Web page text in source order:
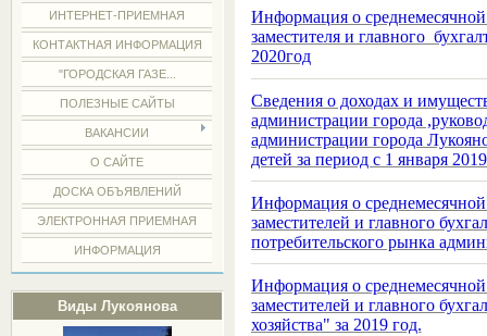
ИНТЕРНЕТ-ПРИЕМНАЯ
КОНТАКТНАЯ ИНФОРМАЦИЯ
"ГОРОДСКАЯ ГАЗЕ...
ПОЛЕЗНЫЕ САЙТЫ
ВАКАНСИИ
О САЙТЕ
ДОСКА ОБЪЯВЛЕНИЙ
ЭЛЕКТРОННАЯ ПРИЕМНАЯ
ИНФОРМАЦИЯ
Виды Лукоянова
Информация о среднемесячной
заместителя и главного
2020год
Сведения о доходах и
администрации города
администрации города
детей за период с 1 января
Информация о среднемесячной
заместителей и главного
потребительского рынка
Информация о среднемесячной
заместителей и главного
хозяйства" за 2019 год.